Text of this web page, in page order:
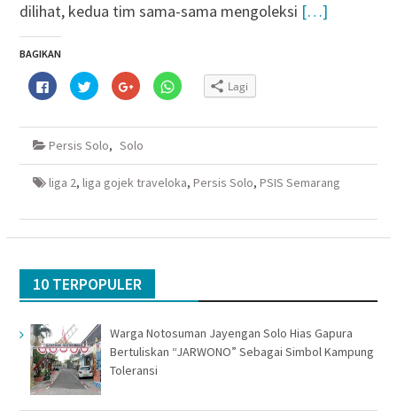
dilihat, kedua tim sama-sama mengoleksi […]
BAGIKAN
Klik
untuk
membagikan
Facebook(Membuka
jendela
baru)
Klik
untuk
berbagi
Twitter(Membuka
jendela
baru)
Klik
untuk
berbagi
Google+
di
yang
baru)
Klik
untuk
WhatsApp(Membuka
baru)
Lagi
Persis Solo, Solo
liga 2, liga gojek traveloka, Persis Solo, PSIS Semarang
10 TERPOPULER
Warga Notosuman Jayengan Solo Hias Gapura
Bertuliskan “JARWONO” Sebagai Simbol Kampung
Toleransi